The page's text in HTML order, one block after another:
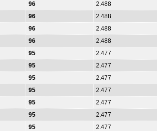
96
2.488
96
2.488
96
2.488
96
2.488
95
2.477
95
2.477
95
2.477
95
2.477
95
2.477
95
2.477
95
2.477